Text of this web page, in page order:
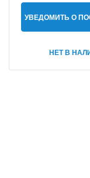
УВЕДОМИТЬ О
НЕТ В